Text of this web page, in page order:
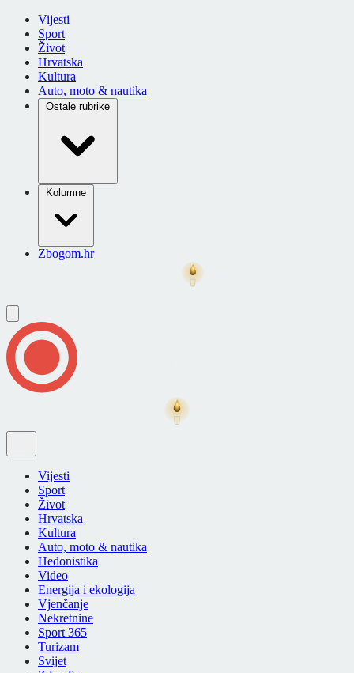
Vijesti
Sport
Život
Hrvatska
Kultura
Auto, moto & nautika
Ostale rubrike
Kolumne
Zbogom.hr
Vijesti
Sport
Život
Hrvatska
Kultura
Auto, moto & nautika
Hedonistika
Video
Energija i ekologija
Vjenčanje
Nekretnine
Sport 365
Turizam
Svijet